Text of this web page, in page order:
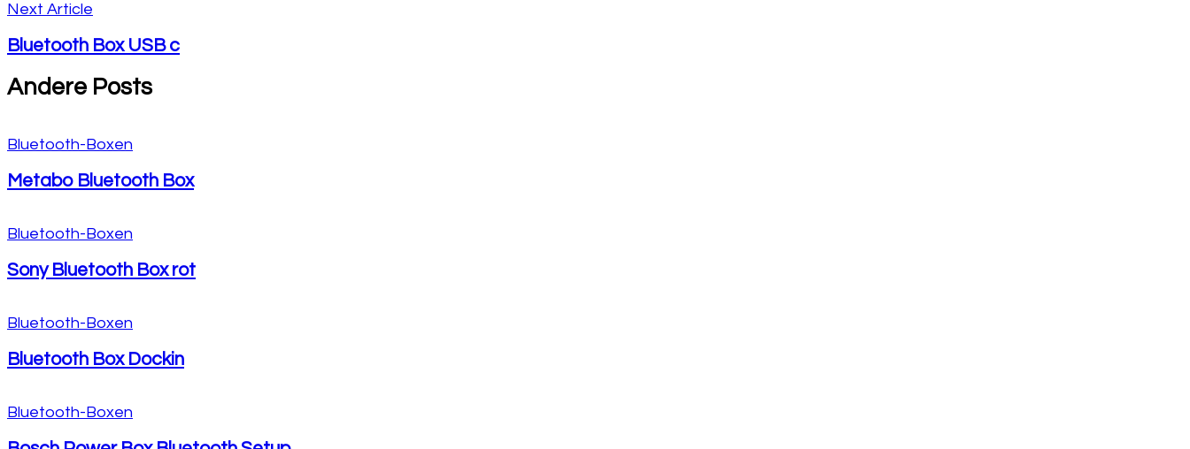
Next Article
Bluetooth Box USB c
Andere Posts
Bluetooth-Boxen
Metabo Bluetooth Box
Bluetooth-Boxen
Sony Bluetooth Box rot
Bluetooth-Boxen
Bluetooth Box Dockin
Bluetooth-Boxen